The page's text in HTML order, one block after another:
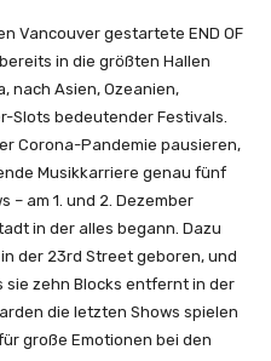
Vancouver gestartete END OF
bereits in die größten Hallen
nach Asien, Ozeanien,
Slots bedeutender Festivals.
Corona-Pandemie pausieren,
Musikkarriere genau fünf
– am 1. und 2. Dezember
in der alles begann. Dazu
in der 23rd Street geboren, und
zehn Blocks entfernt in der
die letzten Shows spielen
große Emotionen bei den